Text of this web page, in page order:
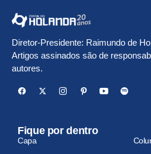
Diretor-Presidente: Raimundo de
Artigos assinados são de
autores.
Fique por dentro
Capa